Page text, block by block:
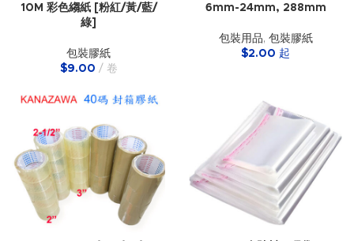
10M 彩色縐紙 [粉紅/黃/藍/
綠]
包裝膠紙
$9.00 卷
6mm-24mm, 288mm
包裝用品, 包裝膠紙
$2.00 起